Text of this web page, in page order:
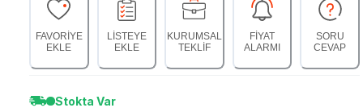
FAVORİYE
EKLE
LİSTEYE
EKLE
KURUMSAL
TEKLİF
FİYAT
ALARMI
SORU
CEVAP
Stokta Var